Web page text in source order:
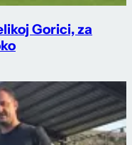
Gorici, za